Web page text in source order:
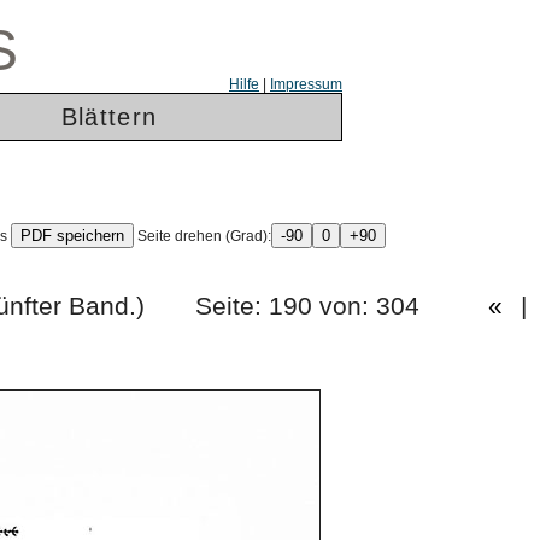
Hilfe Impressum
Blättern
Seite drehen (Grad):
(Fünfter Band.) Seite: 190 von: 304 « |